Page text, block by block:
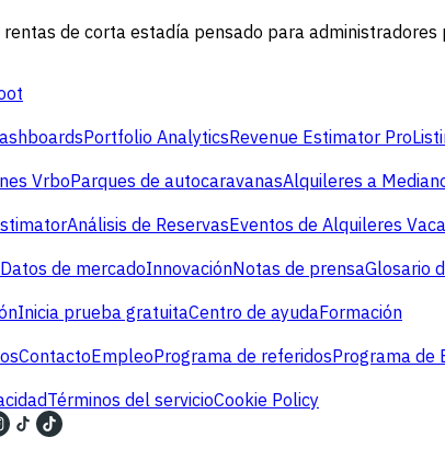
de corta estadía pensado para
Portfolio AnalyticsRevenue Estimator Pro
VrboParques de autocaravanasAlquileres a
Análisis de ReservasEventos de Alquileres
Datos de mercadoInnovaciónNotas de prensaGlosario
Inicia prueba gratuitaCentro de ayudaFormación
ContactoEmpleoPrograma de referidosPrograma de
Términos del servicioCookie Policy